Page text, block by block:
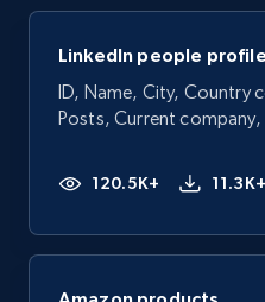
LinkedIn people
ID, Name, City, Country
Posts, Current company,
120.5K+ 11.3K+